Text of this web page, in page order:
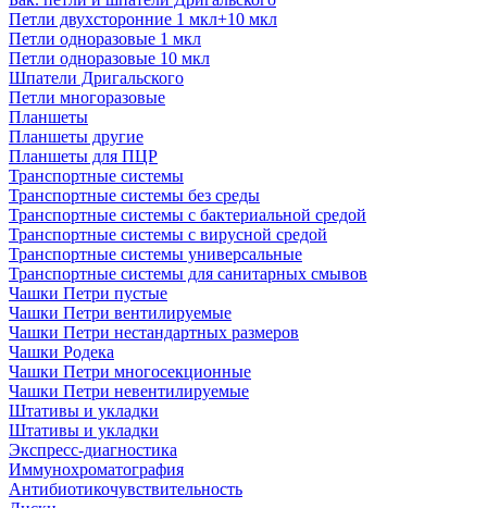
Петли двухсторонние 1 мкл+10 мкл
Петли одноразовые 1 мкл
Петли одноразовые 10 мкл
Шпатели Дригальского
Петли многоразовые
Планшеты
Планшеты другие
Планшеты для ПЦР
Транспортные системы
Транспортные системы без среды
Транспортные системы с бактериальной средой
Транспортные системы с вирусной средой
Транспортные системы универсальные
Транспортные системы для санитарных смывов
Чашки Петри пустые
Чашки Петри вентилируемые
Чашки Петри нестандартных размеров
Чашки Родека
Чашки Петри многосекционные
Чашки Петри невентилируемые
Штативы и укладки
Штативы и укладки
Экспресс-диагностика
Иммунохроматография
Антибиотикочувствительность